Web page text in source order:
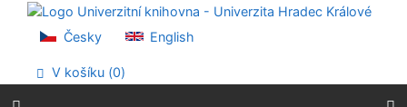
Přejít na obsah
Přejít na menu
Prohlášení o webové přístupnosti
Česky English
V košíku (0)